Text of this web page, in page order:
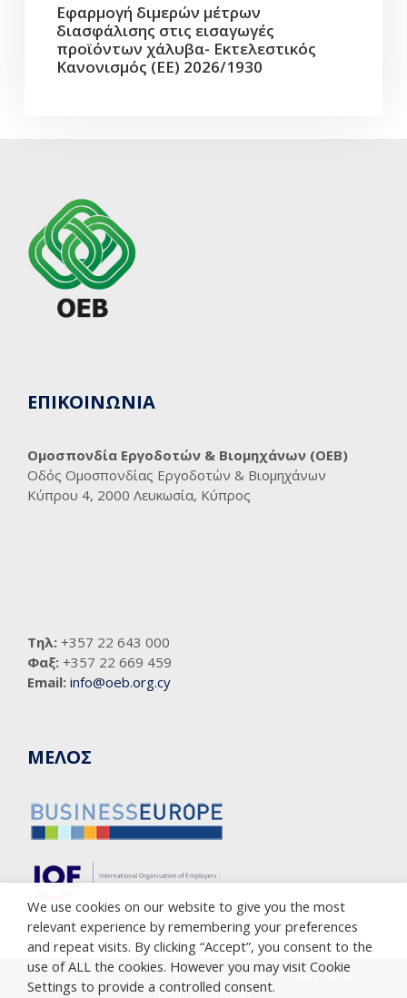
Εφαρμογή διμερών μέτρων
διασφάλισης στις εισαγωγές
προϊόντων χάλυβα- Εκτελεστικός
Κανονισμός (ΕΕ) 2026/1930
ΕΠΙΚΟΙΝΩΝΙΑ
Ομοσπονδία Εργοδοτών & Βιομηχάνων (ΟΕΒ)
Οδός Ομοσπονδίας Εργοδοτών & Βιομηχάνων
Κύπρου 4, 2000 Λευκωσία, Κύπρος
Τηλ: +357 22 643 000
Φαξ: +357 22 669 459
Email: info@oeb.org.cy
ΜΕΛΟΣ
Copyright © 2005-2023 Cyprus Employers & Industrialists
Federation (OEB)
We use cookies on our website to give you the most
relevant experience by remembering your preferences
and repeat visits. By clicking “Accept”, you consent to the
use of ALL the cookies. However you may visit Cookie
Settings to provide a controlled consent.